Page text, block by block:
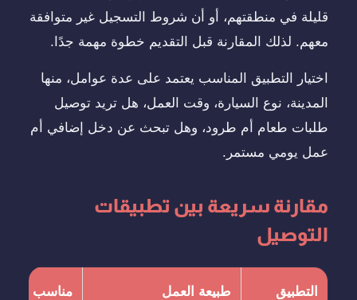
قليلة في منطقتهم، أو أن شروط التسجيل غير متوافقة
معهم. لذلك المقارنة قبل التقديم خطوة مهمة جدًا.
اختيار التطبيق المناسب يعتمد على عدة عوامل، منها
المدينة، نوع السيارة، وقت العمل، هل تريد توصيل
طلبات طعام أم طرود، وهل تبحث عن دخل إضافي أم
عمل يومي مستمر.
مقارنة سريعة بين تطبيقات
التوصيل
التطبيق طبيعة العمل مناسب لمن؟